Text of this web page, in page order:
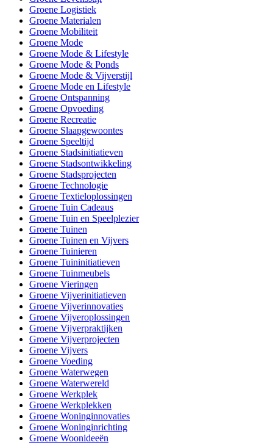
Groene Logistiek
Groene Materialen
Groene Mobiliteit
Groene Mode
Groene Mode & Lifestyle
Groene Mode & Ponds
Groene Mode & Vijverstijl
Groene Mode en Lifestyle
Groene Ontspanning
Groene Opvoeding
Groene Recreatie
Groene Slaapgewoontes
Groene Speeltijd
Groene Stadsinitiatieven
Groene Stadsontwikkeling
Groene Stadsprojecten
Groene Technologie
Groene Textieloplossingen
Groene Tuin Cadeaus
Groene Tuin en Speelplezier
Groene Tuinen
Groene Tuinen en Vijvers
Groene Tuinieren
Groene Tuininitiatieven
Groene Tuinmeubels
Groene Vieringen
Groene Vijverinitiatieven
Groene Vijverinnovaties
Groene Vijveroplossingen
Groene Vijverpraktijken
Groene Vijverprojecten
Groene Vijvers
Groene Voeding
Groene Waterwegen
Groene Waterwereld
Groene Werkplek
Groene Werkplekken
Groene Woninginnovaties
Groene Woninginrichting
Groene Woonideeën